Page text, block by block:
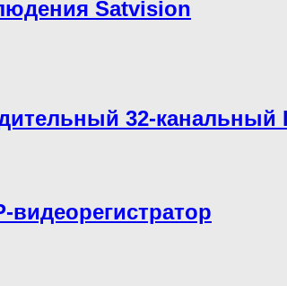
Satvision
32-канальный
видеорегистратор